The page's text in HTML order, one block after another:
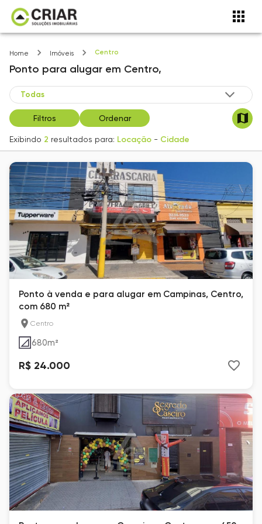
Home Imóveis Centro
Ponto para alugar em Centro,
Filtros Ordenar
Exibindo 2 resultados para: Locação - Cidade
Ponto à venda e para alugar em Campinas, Centro,
com 680 m²
Centro
680m²
R$ 24.000